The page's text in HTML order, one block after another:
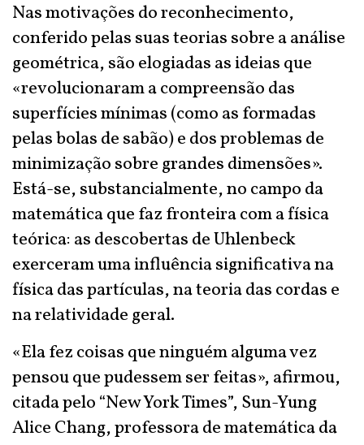
Nas motivações do reconhecimento,
conferido pelas suas teorias sobre a análise
geométrica, são elogiadas as ideias que
«revolucionaram a compreensão das
superfícies mínimas (como as formadas
pelas bolas de sabão) e dos problemas de
minimização sobre grandes dimensões».
Está-se, substancialmente, no campo da
matemática que faz fronteira com a física
teórica: as descobertas de Uhlenbeck
exerceram uma influência significativa na
física das partículas, na teoria das cordas e
na relatividade geral.
«Ela fez coisas que ninguém alguma vez
pensou que pudessem ser feitas», afirmou,
citada pelo “New York Times”, Sun-Yung
Alice Chang, professora de matemática da